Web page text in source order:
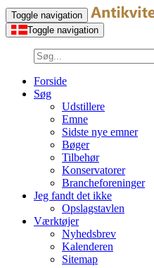
Toggle navigation
Toggle navigation
Forside
Søg
Udstillere
Emne
Sidste nye emner
Bøger
Tilbehør
Konservatorer
Brancheforeninger
Jeg fandt det ikke
Opslagstavlen
Værktøjer
Nyhedsbrev
Kalenderen
Sitemap